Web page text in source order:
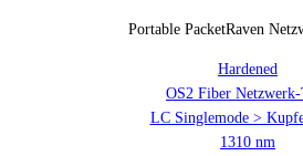
Portable PacketRaven
Hardened
OS2 Fiber
LC Singlemode >
1310 nm